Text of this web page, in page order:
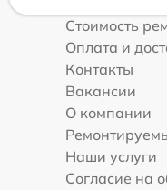
Стоимость
Оплата и
Контакты
Вакансии
О компании
Наши услуги
Согласие на